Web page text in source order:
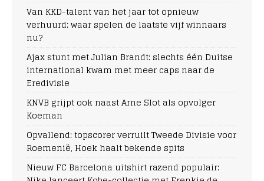
Van KKD-talent van het jaar tot opnieuw
verhuurd: waar spelen de laatste vijf winnaars
nu?
Ajax stunt met Julian Brandt: slechts één Duitse
international kwam met meer caps naar de
Eredivisie
KNVB grijpt ook naast Arne Slot als opvolger
Koeman
Opvallend: topscorer verruilt Tweede Divisie voor
Roemenië, Hoek haalt bekende spits
Nieuw FC Barcelona uitshirt razend populair: